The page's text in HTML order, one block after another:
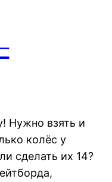
Нужно взять и
колёс у
сделать их 14?